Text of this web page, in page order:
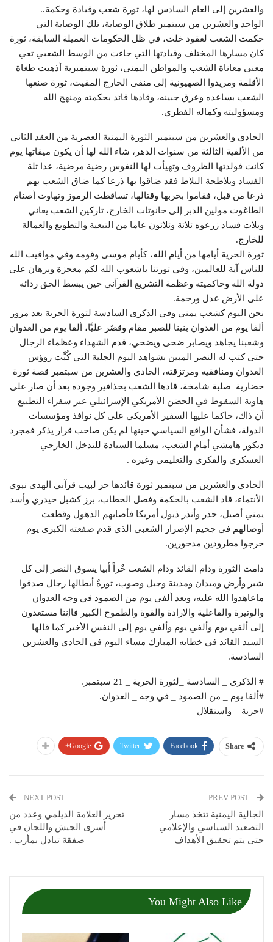
والعشرين إلى العام السادس لها، ثورة شعب وقيادة وحكمة..
الواحد والعشرين من سبتمبر طلاق الوصاية، تلك الوصاية التي
حكمت الشعب لعقود خلت، في ظل الحكومات العميلة السابقة، ثورة
كان مسارها المختلف وقيادتها التي جاءت من الوسط الشعبي تعي
معنى معاناة الشعب والمواطن اليمني، ثورة سبتمبرية أذهبت طغاة
الأقلمة ومريدوا الصهيونية إلى منفى الخارج المقيت، ثورة صنعها
الشعب بساعده وعرق جبينه، وقادها قائد بحكمته ومنهج الله
ومسؤوليته وكماله الفطري.
الحادي والعشرين من سبتمبر الثورة اليمنية العصرية من العقد الثاني
من الألفية الثالثة من سنوات الدهر، شاء الله لها أن يكون ميقاتها يوم
كانت فولدتها الظروف وتهيأت لها النفوس رضية مرضية، عدا ثلة
الفساد وبلاطجة البلاط فقد ضاقوا بها ذرعا كما ضاق الشعب بهم
ذرعا من قبل، فقاموا بحربها وقتالها، تساقطت الرموز وتهاوت أصنام
الطاغوت مولين الدبر إلى حانوتات الخارج، تاركين الشعب يعاني
ويلات فساد زرعوه ثلاثة وثلاثون عاما من التبعية والتطويع والعمالة
للخارج.
ثورة الحرية أيامها من أيام الله، كأيام موسى وقومه وفي مواقيت الله
للناس آية للعالمين، وفي ثورتنا ياشعوب الله لكم معجزة وبرهان على
دولة الله وحاكميته وعظمة التشريع القرآني حين يبسط الحق ردائه
على الأرض عدل ورحمة.
نحن اليوم كشعب يمني وفي الذكرى السادسة لثورة الحرية بعد مرور
ألفا يوم من العدوان بنينا للصبر مقام وقصٌر عليَّا، ألفا يوم من العدوان
وشعبنا يجاهد ويصابر ضحى ويضحي، قدم الشهداء وعظماء الرجال
حتى كتب له النصر المبين بشواهد اليوم الجلية التي كُبَّت روؤس
العدوان ومنافقيه ومرتزقته، الحادي والعشرين من سبتمبر قصة ثورة
حضارية صلبة شامخة، قادها الشعب بحذافير وجوده بعد أن صار على
هاوية السقوط في الحضن الأمريكي الإسرائيلي عبر سفراء التطبيع
آن ذاك، حاكما عليها السفير الأمريكي على كل نوافذ ومؤسسات
الدولة، فشأن الواقع السياسي حينها لم يكن صاحب قرار يذكر فمجرد
ديكور هامشي أمام الشعب، مسلما السيادة للتدخل الخارجي
العسكري والفكري والتعليمي وغيره .
الحادي والعشرين من سبتمبر ثورة قائدها حر لبيب قرآني الهدى نبوي
الأنتماء، قاد الشعب بالحكمة وفصل الخطاب، برز كشبل حيدري وأسد
يمني أصيل، حذر وأنذر ذيول أمريكا فأصابهم الذهول وقطعت
أوصالهم في جحيم الإصرار الشعبي الذي قدم صفعته الكبرى يوم
خرجوا مطرودين مدحورين.
دامت الثورة ودام القائد ودام الشعب حٌراً أبيا يسوق النصر إلى كل
شبر وأرض وميدان ومدينة وجبل وصوب، ثورةٌ أبطالها رجال صدقوا
ماعاهدوا الله عليه، وبعد ألفي يوم من الصمود في وجه العدوان
والوتيرة والفاعلية والإرادة والقوة والطموح الكبير فاإننا مستعدون
إلى ألفي يوم وألفي يوم وألفي يوم إلى النفس الأخير كما قالها
السيد القائد في خطابه المبارك مساء اليوم في الحادي والعشرين
السادسة.
# الذكرى _ السادسة _لثورة الحرية _ 21 سبتمبر.
#ألفا يوم _ من الصمود _ في وجه _ العدوان.
#حرية _ واستقلال
Share
Facebook
Twitter
Google+
الجالية اليمنية تتخذ مسار
التصعيد السياسي والإعلامي
حتى يتم تحقيق الأهداف
NEXT POST
تحرير العلامة الديلمي وعدد من
أسرى الجيش واللجان في
صفقة تبادل بمأرب .
You Might Also Like